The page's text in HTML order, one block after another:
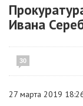
Ивана
30
27 марта 2019